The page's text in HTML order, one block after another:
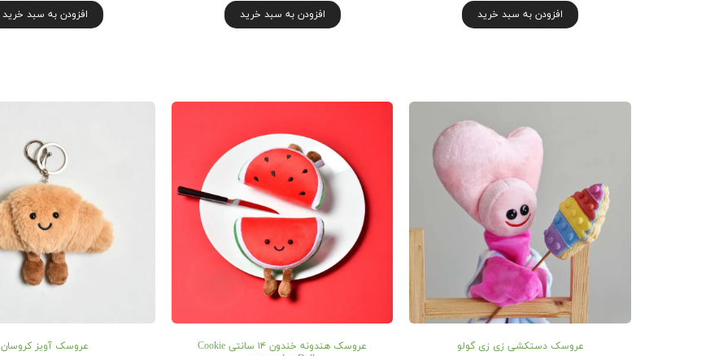
افزودن به سبد خرید افزودن به سبد خرید افزودن به سبد خرید
عروسک دستکشی زی زی گولو
عروسک هندونه خندون ۱۴ سانتی Cookie
عروسک آویز کروسان